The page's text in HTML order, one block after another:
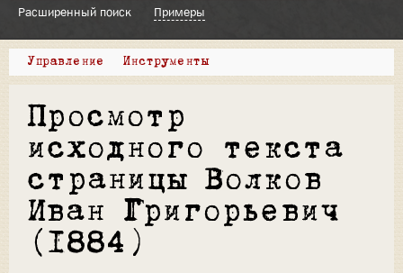
Расширенный поиск Примеры
Управление Инструменты
Просмотр
исходного текста
страницы Волков
Иван Григорьевич
(1884)